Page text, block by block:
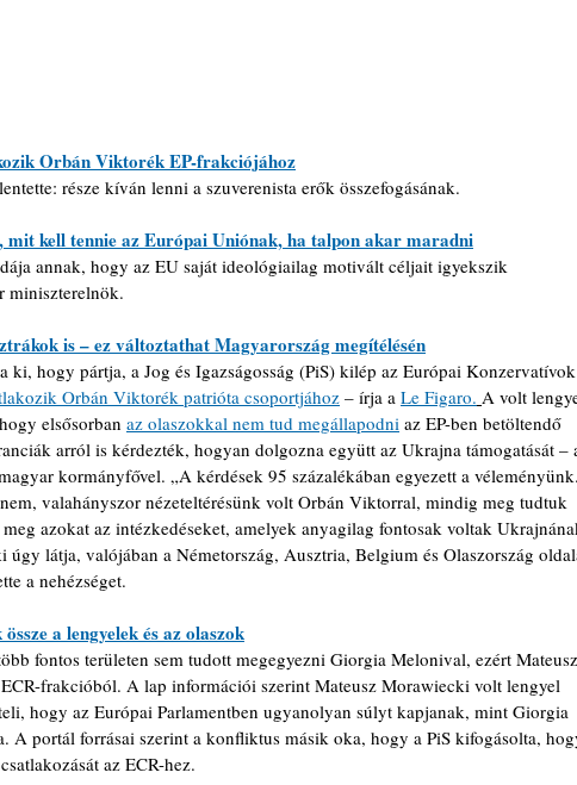
Orbán Viktorék EP-frakciójához
része kíván lenni a szuverenista erők összefogásának.
kell tennie az Európai Uniónak, ha talpon akar maradni
annak, hogy az EU saját ideológiailag motivált céljait igyekszik
miniszterelnök.
is – ez változtathat Magyarország megítélésén
ki, hogy pártja, a Jog és Igazságosság (PiS) kilép az Európai
Orbán Viktorék patrióta csoportjához – írja a Le Figaro. A volt
elsősorban az olaszokkal nem tud megállapodni az EP-ben betöltendő
arról is kérdezték, hogyan dolgozna együtt az Ukrajna támogatását –
kormányfővel. „A kérdések 95 százalékában egyezett a véleményünk.
valahányszor nézeteltérésünk volt Orbán Viktorral, mindig meg tudtuk
azokat az intézkedéseket, amelyek anyagilag fontosak voltak
úgy látja, valójában a Németország, Ausztria, Belgium és Olaszország
a nehézséget.
a lengyelek és az olaszok
fontos területen sem tudott megegyezni Giorgia Melonival, ezért Mateusz
frakcióból. A lap információi szerint Mateusz Morawiecki volt lengyel
hogy az Európai Parlamentben ugyanolyan súlyt kapjanak, mint Giorgia
A portál forrásai szerint a konfliktus másik oka, hogy a PiS kifogásolta,
az ECR-hez.